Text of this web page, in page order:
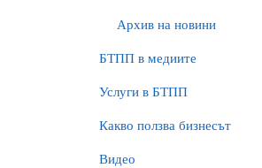
Архив на новини
БTПП в медиите
Услуги в БТПП
Какво ползва бизнесът
Видео